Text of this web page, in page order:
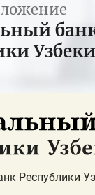
Республики